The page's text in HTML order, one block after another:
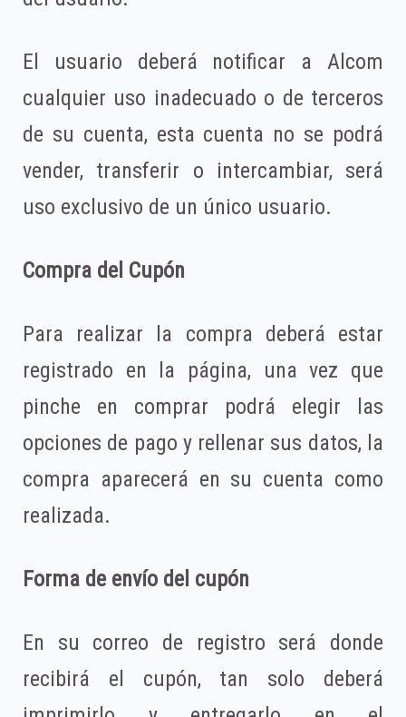
El usuario deberá notificar a Alcom
cualquier uso inadecuado o de terceros
de su cuenta, esta cuenta no se podrá
vender, transferir o intercambiar, será
uso exclusivo de un único usuario.
Compra del Cupón
Para realizar la compra deberá estar
registrado en la página, una vez que
pinche en comprar podrá elegir las
opciones de pago y rellenar sus datos, la
compra aparecerá en su cuenta como
realizada.
Forma de envío del cupón
En su correo de registro será donde
recibirá el cupón, tan solo deberá